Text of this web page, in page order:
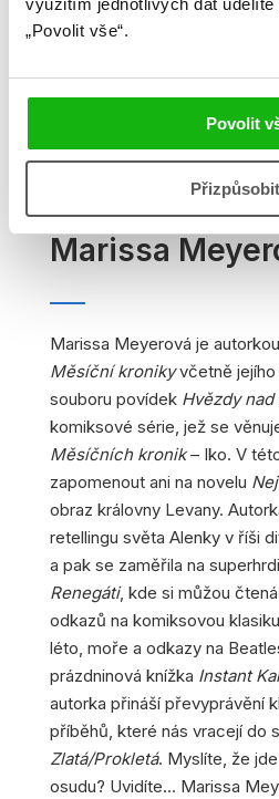
využitím jednotlivých dat
„Povolit vše“.
Povolit
Přizpůsobit
Marissa
Marissa Meyerová je
Měsíční kronikyvčetně jejího
souboru povídek Hvězdy nad
komiksové série, jež se
Měsíčních kronik– Iko. V
zapomenout ani na novelu
obraz královny Levany.
retellingu světa Alenky v říši
a pak se zaměřila na
Renegáti, kde si můžou
odkazů na komiksovou
léto, moře a odkazy na
prázdninová knížka Instant
autorka přináší převyprávění
příběhů, které nás vracejí do
Zlatá/Prokletá. Myslíte, že
osudu? Uvidíte… Marissa